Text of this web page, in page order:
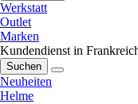
Werkstatt
Outlet
Marken
Kundendienst in
Suchen
Neuheiten
Helme